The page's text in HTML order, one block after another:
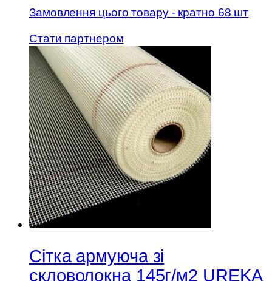
Замовлення цього товару - кратно 68 шт
Стати партнером
Сітка армуюча зі
скловолокна 145г/м2 UREKA